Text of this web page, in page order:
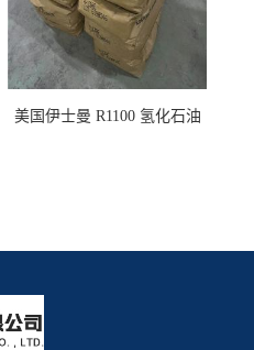
美国伊士曼 R1100 氢化石油